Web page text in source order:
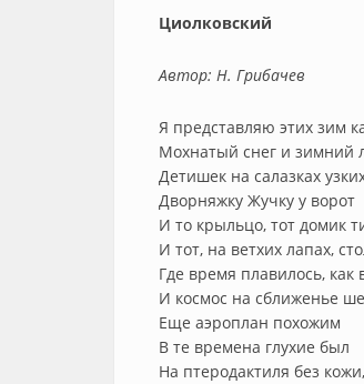
Циолковский
Автор: Н. Грибачев
Я представляю этих зим
Мохнатый снег и зимний
Детишек на салазках
Дворняжку Жучку у ворот
И то крыльцо, тот домик
И тот, на ветхих лапах,
Где время плавилось, как
И космос на сближенье
Еще аэроплан похожим
В те времена глухие был
На птеродактиля без кожи,